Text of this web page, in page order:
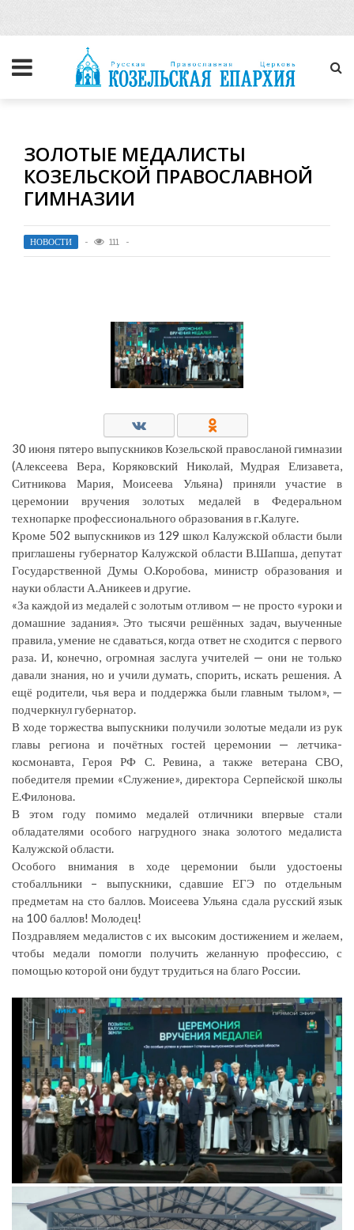
ЗОЛОТЫЕ МЕДАЛИСТЫ
КОЗЕЛЬСКОЙ ПРАВОСЛАВНОЙ
ГИМНАЗИИ
НОВОСТИ 111
30 июня пятеро выпускников Козельской правосланой гимназии
(Алексеева Вера, Коряковский Николай, Мудрая Елизавета,
Ситникова Мария, Моисеева Ульяна) приняли участие в
церемонии вручения золотых медалей в Федеральном
технопарке профессионального образования в г.Калуге.
Кроме 502 выпускников из 129 школ Калужской области были
приглашены губернатор Калужской области В.Шапша, депутат
Государственной Думы О.Коробова, министр образования и
науки области А.Аникеев и другие.
«За каждой из медалей с золотым отливом — не просто «уроки и
домашние задания». Это тысячи решённых задач, выученные
правила, умение не сдаваться, когда ответ не сходится с первого
раза. И, конечно, огромная заслуга учителей — они не только
давали знания, но и учили думать, спорить, искать решения. А
ещё родители, чья вера и поддержка были главным тылом», —
подчеркнул губернатор.
В ходе торжества выпускники получили золотые медали из рук
главы региона и почётных гостей церемонии — летчика-
космонавта, Героя РФ С. Ревина, а также ветерана СВО,
победителя премии «Служение», директора Серпейской школы
Е.Филонова.
В этом году помимо медалей отличники впервые стали
обладателями особого нагрудного знака золотого медалиста
Калужской области.
Особого внимания в ходе церемонии были удостоены
стобалльники – выпускники, сдавшие ЕГЭ по отдельным
предметам на сто баллов. Моисеева Ульяна сдала русский язык
на 100 баллов! Молодец!
Поздравляем медалистов с их высоким достижением и желаем,
чтобы медали помогли получить желанную профессию, с
помощью которой они будут трудиться на благо России.